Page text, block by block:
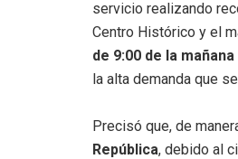
servicio realizando
Centro Histórico y el
de 9:00 de la
la alta demanda que
Precisó que, de
República, debido al